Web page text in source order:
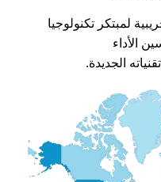
2017 كبيئة تجريبية لمبتكر تكنولوجيا
الجديدة.